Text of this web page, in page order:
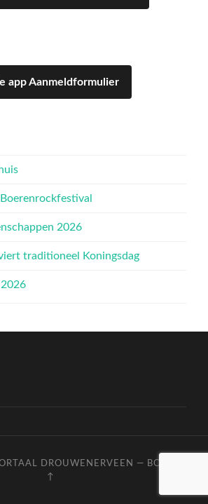
app Aanmeldformulier
2026
traditioneel Koningsdag
DROUWENERVEEN — BOVEN
↑